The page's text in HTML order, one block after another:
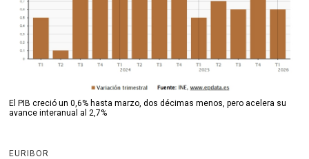
El PIB creció un 0,6% hasta marzo, dos décimas menos, pero acelera su
avance interanual al 2,7%
EURIBOR